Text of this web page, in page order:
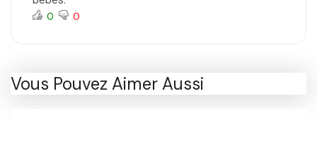
0 0
Vous Pouvez Aimer Aussi